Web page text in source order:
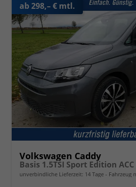
ab 298,– € mtl.
Volkswagen Caddy
Basis 1.5TSI Sport Edition
unverbindliche Lieferzeit: 14 Tage Fahrzeug